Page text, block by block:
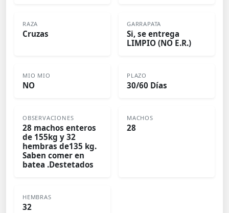
RAZA
Cruzas
GARRAPATA
Si, se entrega
LIMPIO (NO E.R.)
MIO MIO
NO
PLAZO
30/60 Días
OBSERVACIONES
28 machos enteros
de 155kg y 32
hembras de135 kg.
Saben comer en
batea .Destetados
MACHOS
28
HEMBRAS
32